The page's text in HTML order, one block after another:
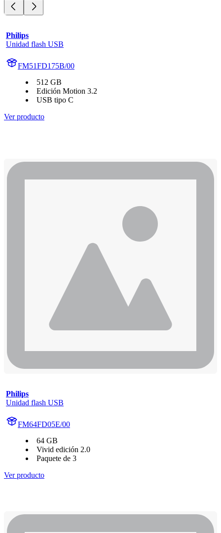
Philips
Unidad flash USB
FM51FD175B/00
512 GB
Edición Motion 3.2
USB tipo C
Ver producto
Philips
Unidad flash USB
FM64FD05E/00
64 GB
Vivid edición 2.0
Paquete de 3
Ver producto